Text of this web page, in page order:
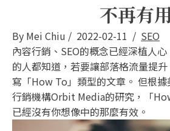
不再有
By Mei Chiu / 2022-02-11 / SEO
內容行銷、SEO的概念已經深植人
的人都知道，若要讓部落格流量提
寫「How To」類型的文章。 但根
行銷機構Orbit Media的研究，「
已經沒有你想像中的那麼有效。